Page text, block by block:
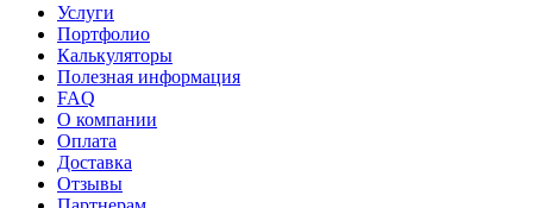
Услуги
Портфолио
Калькуляторы
Полезная информация
FAQ
О компании
Оплата
Доставка
Отзывы